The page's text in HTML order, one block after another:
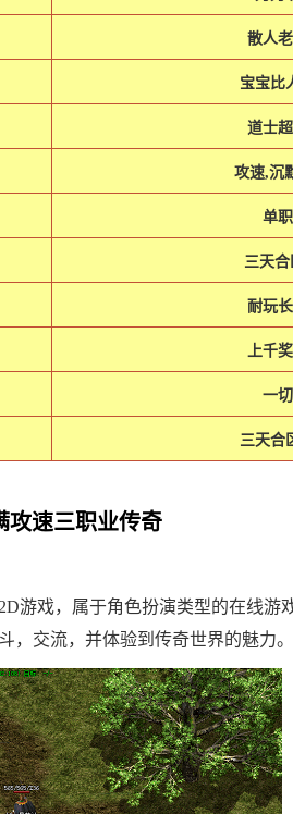
散人
宝宝比
道士
攻速,沉
单
三天
耐玩
上千
一
三天合
攻速三职业传奇
游戏，属于角色扮演类型的在线游
，交流，并体验到传奇世界的魅力。